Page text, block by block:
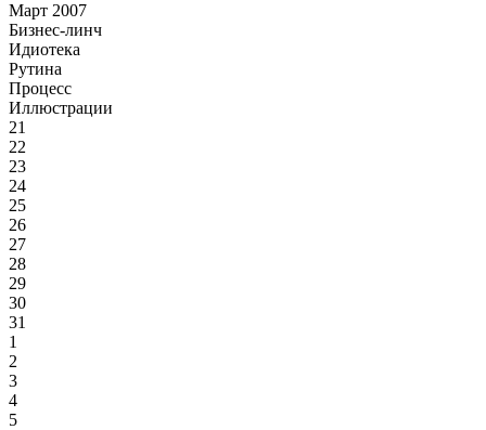
Март 2007
Бизнес-линч
Идиотека
Рутина
Процесс
Иллюстрации
21
22
23
24
25
26
27
28
29
30
31
1
2
3
4
5